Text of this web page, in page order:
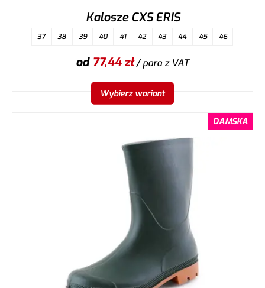
Kalosze CXS ERIS
37 38 39 40 41 42 43 44 45 46
od 77,44zł/ paraz VAT
Wybierz wariant
DAMSKA